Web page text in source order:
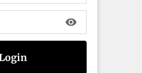
visibility